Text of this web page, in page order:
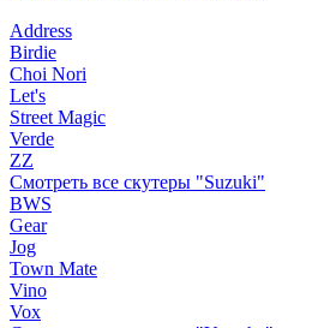
Address
Birdie
Choi Nori
Let's
Street Magic
Verde
ZZ
Смотреть все скутеры "Suzuki"
BWS
Gear
Jog
Town Mate
Vino
Vox